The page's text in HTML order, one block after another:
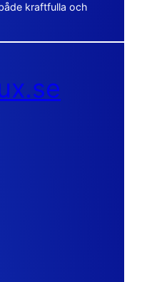
kraftfulla och